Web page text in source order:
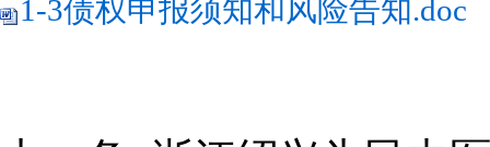
1-3债权申报须知和风险告知.doc